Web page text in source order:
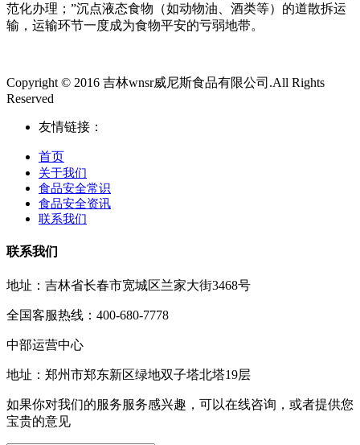
范化办理；”沉点液态食物（如动物油、酒类等）的道散拆运
输，运输环节一度成为食物平安的亏弱地带。
Copyright © 2016 吉林wnsr威尼斯食品有限公司.All Rights
Reserved
友情链接：
首页
关于我们
食品安全常识
食品安全资讯
联系我们
联系我们
地址：吉林省长春市宽城区兰家大街3468号
全国客服热线：400-680-7778
中部运营中心
地址：郑州市郑东新区绿地双子塔北塔19层
如果你对我们的服务服务感兴趣，可以在线咨询，或者提供您
宝贵的意见